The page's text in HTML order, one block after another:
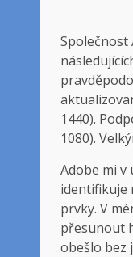
Společnost
1440).
1080).
Adobe mi v
identifikuje
prvky. V
přesunout
obešlo bez